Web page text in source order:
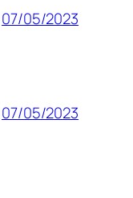
07/05/2023
07/05/2023